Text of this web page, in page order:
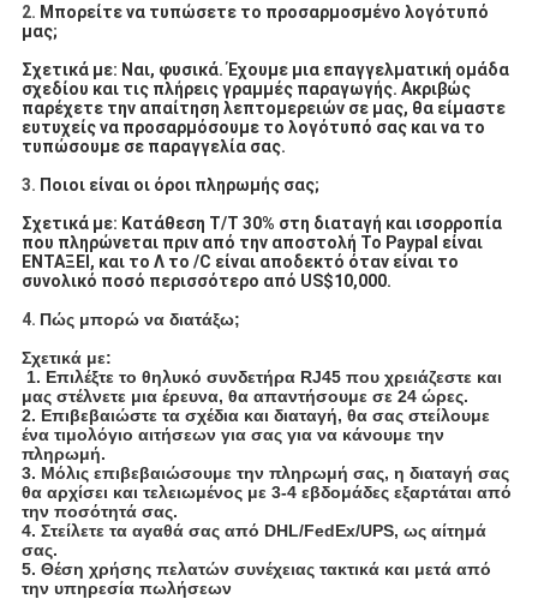
2. Μπορείτε να τυπώσετε το προσαρμοσμένο λογότυπό
μας;
Σχετικά με: Ναι, φυσικά. Έχουμε μια επαγγελματική ομάδα
σχεδίου και τις πλήρεις γραμμές παραγωγής. Ακριβώς
παρέχετε την απαίτηση λεπτομερειών σε μας, θα είμαστε
ευτυχείς να προσαρμόσουμε το λογότυπό σας και να το
τυπώσουμε σε παραγγελία σας.
3. Ποιοι είναι οι όροι πληρωμής σας;
Σχετικά με: Κατάθεση T/T 30% στη διαταγή και ισορροπία
που πληρώνεται πριν από την αποστολή Το Paypal είναι
ΕΝΤΑΞΕΙ, και το Λ το /C είναι αποδεκτό όταν είναι το
συνολικό ποσό περισσότερο από US$10,000.
4. Πώς μπορώ να διατάξω;
Σχετικά με:
1. Επιλέξτε το θηλυκό συνδετήρα RJ45 που χρειάζεστε και
μας στέλνετε μια έρευνα, θα απαντήσουμε σε 24 ώρες.
2. Επιβεβαιώστε τα σχέδια και διαταγή, θα σας στείλουμε
ένα τιμολόγιο αιτήσεων για σας για να κάνουμε την
πληρωμή.
3. Μόλις επιβεβαιώσουμε την πληρωμή σας, η διαταγή σας
θα αρχίσει και τελειωμένος με 3-4 εβδομάδες εξαρτάται από
την ποσότητά σας.
4. Στείλετε τα αγαθά σας από DHL/FedEx/UPS, ως αίτημά
σας.
5. Θέση χρήσης πελατών συνέχειας τακτικά και μετά από
την υπηρεσία πωλήσεων